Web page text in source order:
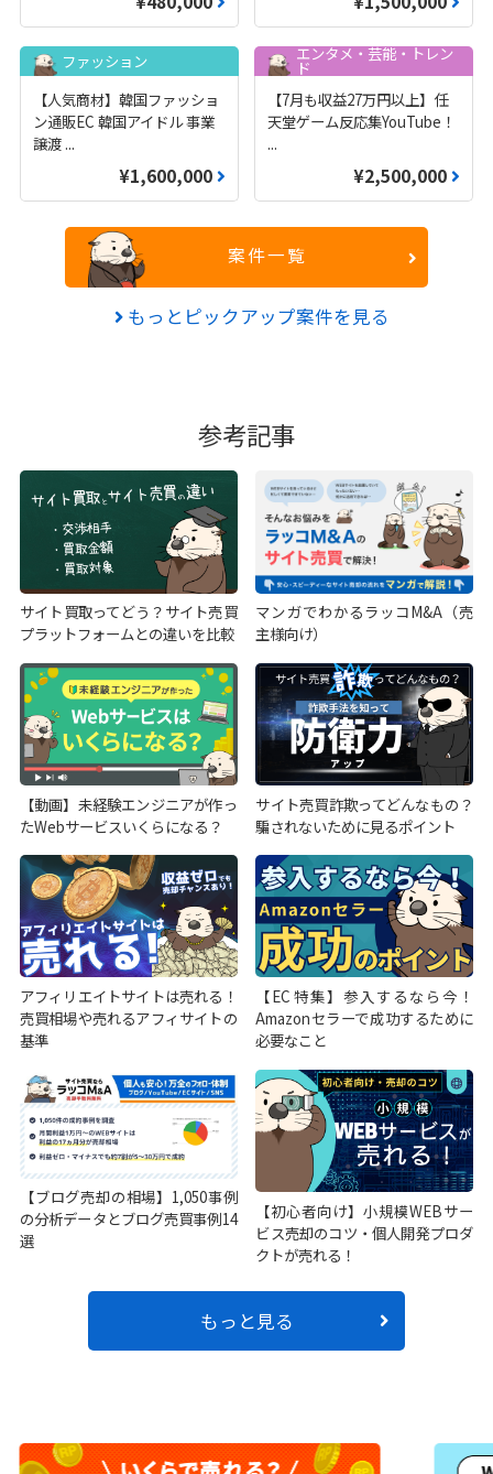
ファッション
【人気商材】韓国ファッショ
ン通販EC 韓国アイドル 事業
譲渡 ...
¥1,600,000
エンタメ・芸能・トレン
ド
【7月も収益27万円以上】任
天堂ゲーム反応集YouTube！
...
¥2,500,000
案件一覧
もっとピックアップ案件を見る
参考記事
サイト買取ってどう？サイト売買
プラットフォームとの違いを比較
マンガでわかるラッコM&A（売
主様向け）
【動画】未経験エンジニアが作っ
たWebサービスいくらになる？
サイト売買詐欺ってどんなもの？
騙されないために見るポイント
アフィリエイトサイトは売れる！
売買相場や売れるアフィサイトの
基準
【EC特集】参入するなら今！
Amazonセラーで成功するために
必要なこと
【ブログ売却の相場】1,050事例
の分析データとブログ売買事例14
選
【初心者向け】小規模WEBサー
ビス売却のコツ・個人開発プロダ
クトが売れる！
もっと見る